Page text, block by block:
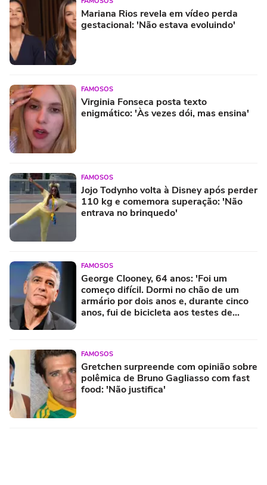
Mariana Rios revela em vídeo perda
gestacional: 'Não estava evoluindo'
FAMOSOS
Virginia Fonseca posta texto
enigmático: 'Às vezes dói, mas ensina'
FAMOSOS
Jojo Todynho volta à Disney após perder
110 kg e comemora superação: 'Não
entrava no brinquedo'
FAMOSOS
George Clooney, 64 anos: 'Foi um
começo difícil. Dormi no chão de um
armário por dois anos e, durante cinco
anos, fui de bicicleta aos testes de
FAMOSOS
Gretchen surpreende com opinião sobre
polêmica de Bruno Gagliasso com fast
food: 'Não justifica'